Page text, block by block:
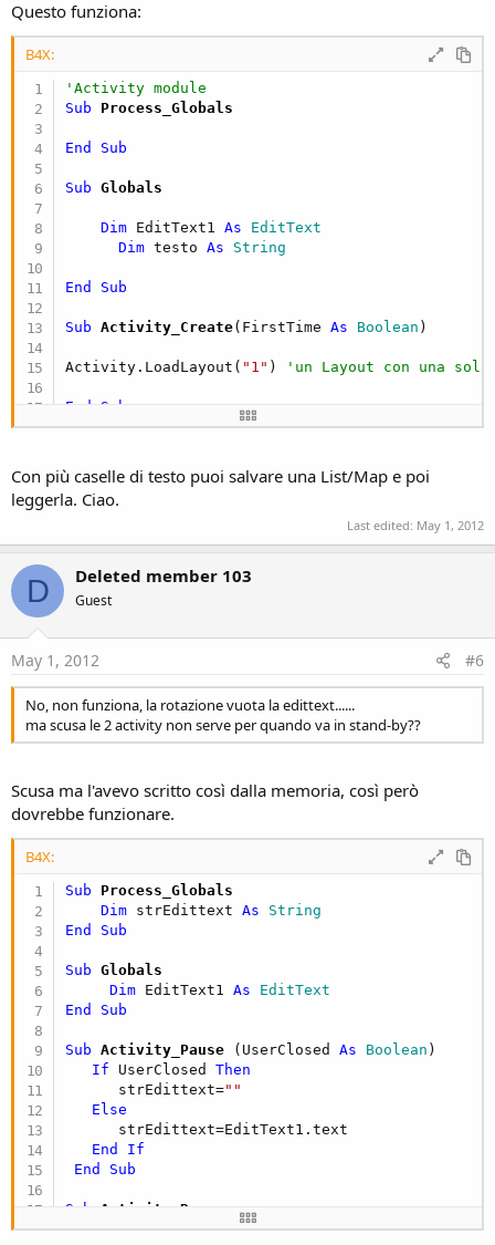
Filippo
Questo funziona:
B4X:
'Activity module
Sub Process_Globals
End Sub
Sub Globals
Dim EditText1 As EditText
Dim testo As String
End Sub
Sub Activity_Create(FirstTime As Boolean )
Activity.LoadLayout( "1" ) 'un Layout con una
End Sub
'se c'era qualcosa nella editText1, Pause l'ha
If File .Exists(File.DirInternal,"stocco.txt"
   testo=(
Else
   testo=EditText1.Text
End If
Sub Activity_Pause
)
'salvo quello che c'è nella EditText1
File .WriteString(File.DirInternal, "stocco.txt"
Con più caselle di testo puoi salvare una List/Map e poi
leggerla. Ciao.
Last edited: May 1, 2012
D Deleted member 103
Guest
May 1, 2012 #6
No, non funziona, la rotazione vuota la edittext......
ma scusa le 2 activity non serve per quando va in stand-by??
Scusa ma l'avevo scritto così dalla memoria, così però
dovrebbe funzionare.
B4X:
Sub Process_Globals
Dim strEdittext As String
End
Sub
Sub Globals
Dim EditText1 As EditText
End
Sub
Sub Activity_Pause (UserClosed As Boolean )
If UserClosed Then
      strEdittext=
""
Else
      strEdittext=EditText1.text
End
If
End
Sub
Sub
Activity_Resume
    EditText1.text=strEdittext